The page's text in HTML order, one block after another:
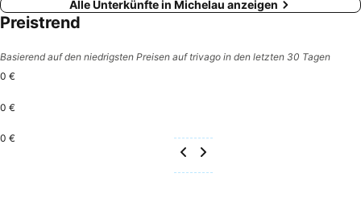
Alle Unterkünfte in Michelau anzeigen
Preistrend
Basierend auf den niedrigsten Preisen auf trivago in den letzten 30 Tagen
0 €
0 €
0 €